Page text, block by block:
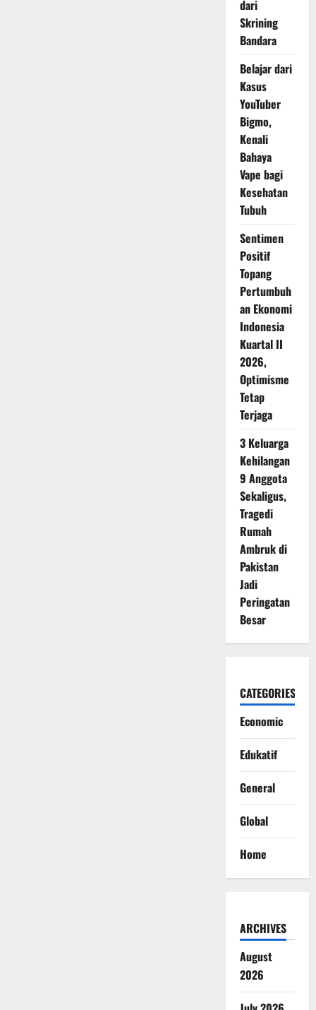
dari
Skrining
Bandara
Belajar dari
Kasus
YouTuber
Bigmo,
Kenali
Bahaya
Vape bagi
Kesehatan
Tubuh
Sentimen
Positif
Topang
Pertumbuh
an Ekonomi
Indonesia
Kuartal II
2026,
Optimisme
Tetap
Terjaga
3 Keluarga
Kehilangan
9 Anggota
Sekaligus,
Tragedi
Rumah
Ambruk di
Pakistan
Jadi
Peringatan
Besar
CATEGORIES
Economic
Edukatif
General
Global
Home
ARCHIVES
August
2026